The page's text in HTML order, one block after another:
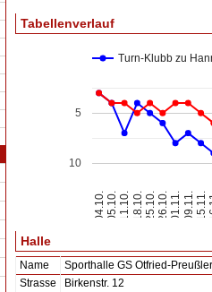
Tabellenverlauf
Turn-Klubb zu
04.10.05.10.11.10.18.10.25.10.26.10.01.11.09.11.15.11.
5
10
Halle
Name
Sporthalle GS Otfried-Preußler
Strasse
Birkenstr. 12